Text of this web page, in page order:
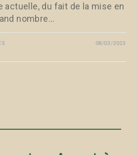
actuelle, du fait de la mise en
nombre…
08/03/2023